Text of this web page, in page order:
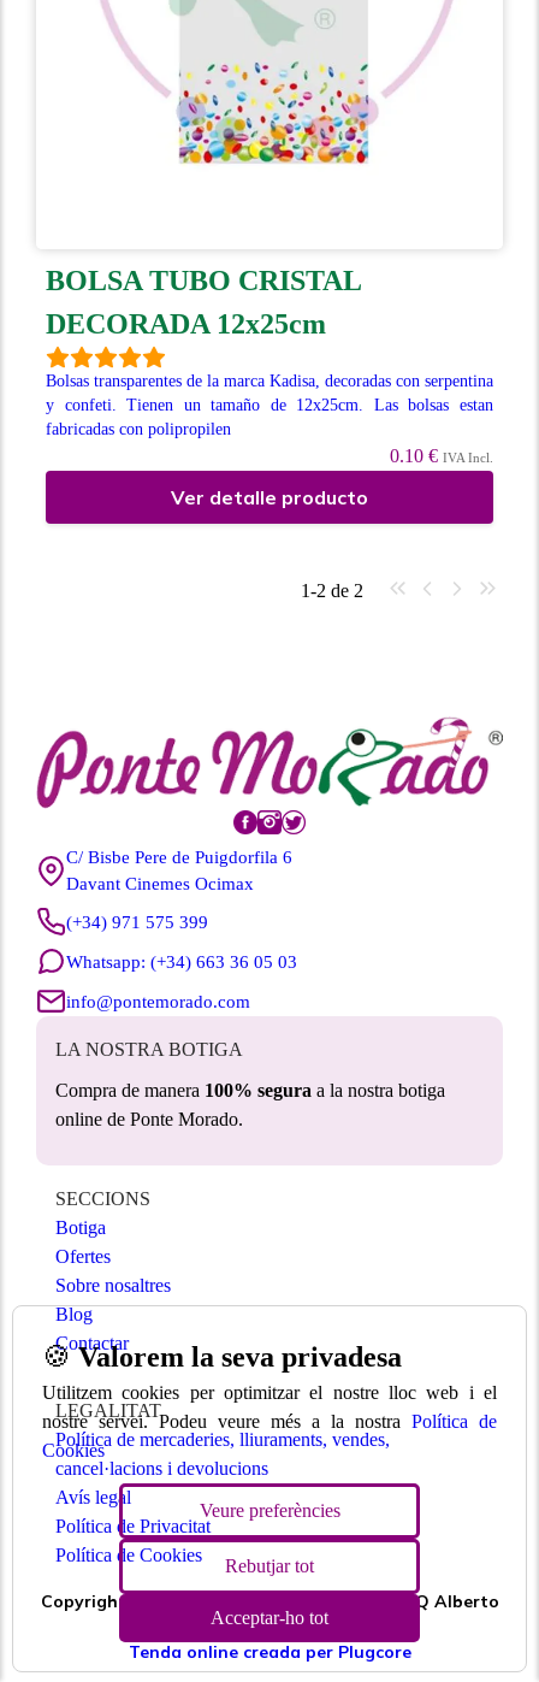
BOLSA TUBO CRISTAL
DECORADA 12x25cm
Bolsas transparentes de la marca Kadisa, decoradas con serpentina
y confeti. Tienen un tamaño de 12x25cm. Las bolsas estan
fabricadas con polipropilen
0.10 € IVA Incl.
Ver detalle producto
1-2 de 2
C/ Bisbe Pere de Puigdorfila 6
Davant Cinemes Ocimax
(+34) 971 575 399
Whatsapp: (+34) 663 36 05 03
info@pontemorado.com
LA NOSTRA BOTIGA
Compra de manera 100% segura a la nostra botiga
online de Ponte Morado.
SECCIONS
Botiga
Ofertes
Sobre nosaltres
Blog
Contactar
LEGALITAT
Política de mercaderies, lliuraments, vendes,
cancel·lacions i devolucions
Avís legal
Política de Privacitat
Política de Cookies
Copyright © 2026 | Ponte Morado | 43087664Q Alberto
Bauzá Bravo 971 575 399
Tenda online creada per Plugcore
🍪Valorem la seva privadesa
Utilitzem cookies per optimitzar el nostre lloc web i el
nostre servei. Podeu veure més a la nostra Política de
Cookies
Veure preferències
Rebutjar tot
Acceptar-ho tot